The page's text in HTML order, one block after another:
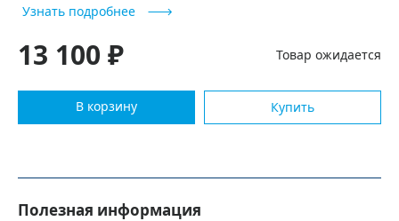
Узнать подробнее
13 100 ₽ Товар ожидается
В корзину Купить
Полезная информация